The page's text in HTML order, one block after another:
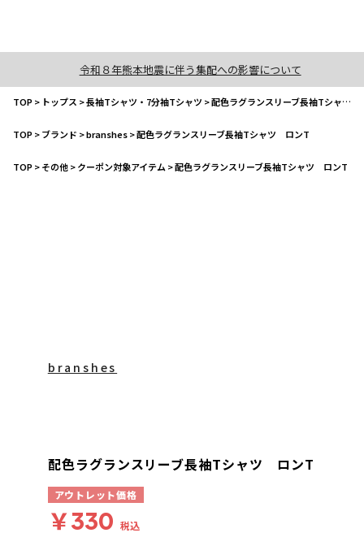
令和８年熊本地震に伴う集配への影響について
TOP> トップス >長袖Tシャツ・7分袖Tシャツ >配色ラグランスリーブ長袖Tシャツ ロンT
TOP>ブランド >branshes>配色ラグランスリーブ長袖Tシャツ ロンT
TOP>その他>クーポン対象アイテム >配色ラグランスリーブ長袖Tシャツ ロンT
branshes
配色ラグランスリーブ長袖Tシャツ ロンT
アウトレット価格
￥330 税込